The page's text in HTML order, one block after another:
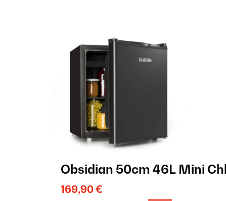
Obsidian 50cm 46L Mini
169,90 €